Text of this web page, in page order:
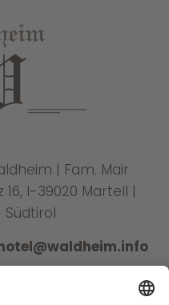
| Fam. Mair
I-39020 Martell |